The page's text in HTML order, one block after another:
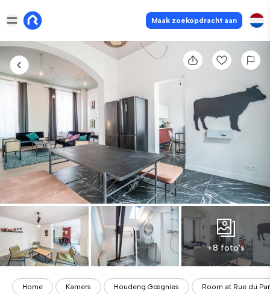
Maak zoekopdracht aan
+8 foto's
Home Kamers Houdeng Gœgnies Room at Rue du